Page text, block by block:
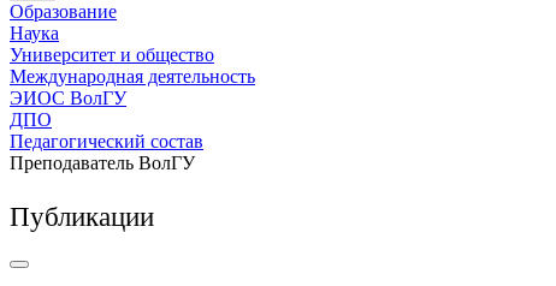
Образование
Наука
Университет и общество
Международная деятельность
ЭИОС ВолГУ
ДПО
Педагогический состав
Преподаватель ВолГУ
Публикации